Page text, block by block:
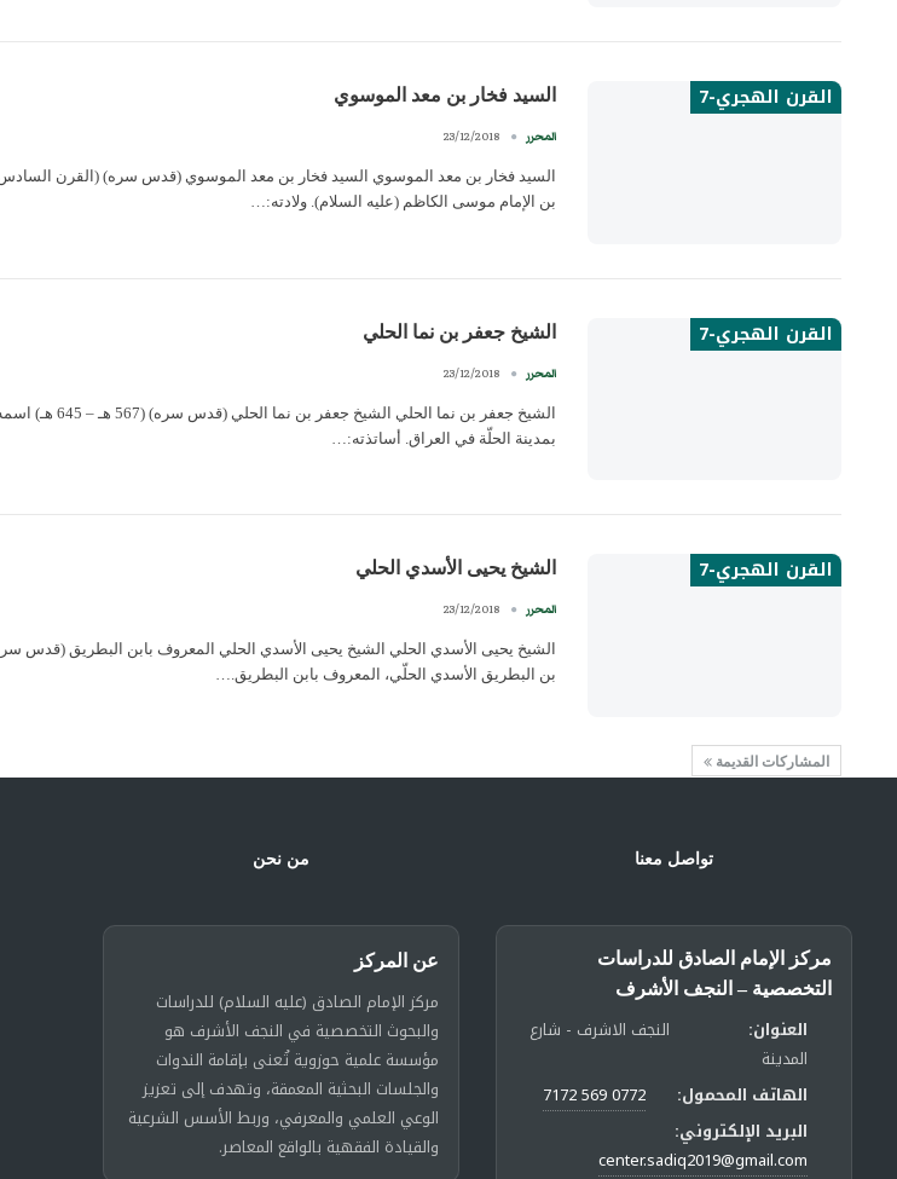
القرن الهجري-7 السيد فخار بن معد الموسوي
المحرر 23/12/2018
بن الإمام موسى الكاظم (عليه السلام). ولادته:…
القرن الهجري-7 الشيخ جعفر بن نما الحلي
المحرر 23/12/2018
بمدينة الحلّة في العراق. أساتذته:…
القرن الهجري-7 الشيخ يحيى الأسدي الحلي
المحرر 23/12/2018
بن البطريق الأسدي الحلّي، المعروف بابن البطريق.…
المشاركات القديمة
تواصل معنا
مركز الإمام الصادق للدراسات
التخصصية – النجف الأشرف
العنوان:
النجف الاشرف - شارع
المدينة
الهاتف المحمول:
0772 569 7172
البريد الإلكتروني:
center.sadiq2019@gmail.com
من نحن
عن المركز
مركز الإمام الصادق (عليه السلام) للدراسات
والبحوث التخصصية في النجف الأشرف هو
مؤسسة علمية حوزوية تُعنى بإقامة الندوات
والجلسات البحثية المعمقة، وتهدف إلى تعزيز
الوعي العلمي والمعرفي، وربط الأسس الشرعية
والقيادة الفقهية بالواقع المعاصر.